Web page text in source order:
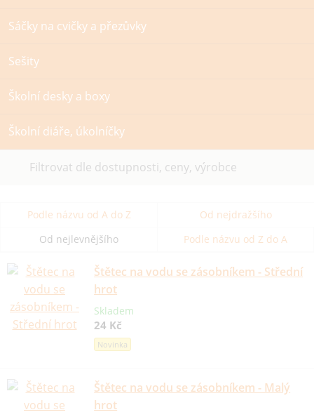
Sáčky na cvičky a přezůvky
Sešity
Školní desky a boxy
Školní diáře, úkolníčky
Filtrovat dle dostupnosti, ceny, výrobce
Podle názvu od A do Z
Od nejdražšího
Od nejlevnějšího
Podle názvu od Z do A
Štětec na vodu se zásobníkem - Střední
hrot
Skladem
24 Kč
Novinka
Štětec na vodu se zásobníkem - Malý
hrot